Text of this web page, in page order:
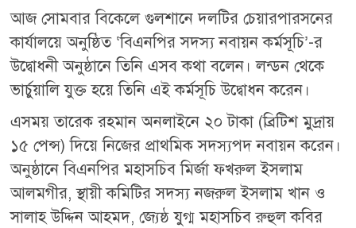
আজ সোমবার বিকেলে গুলশানে দলটির চেয়ারপারসনের
কার্যালয়ে অনুষ্ঠিত ‘বিএনপির সদস্য নবায়ন কর্মসূচি’-র
উদ্বোধনী অনুষ্ঠানে তিনি এসব কথা বলেন। লন্ডন থেকে
ভার্চুয়ালি যুক্ত হয়ে তিনি এই কর্মসূচি উদ্বোধন করেন।
এসময় তারেক রহমান অনলাইনে ২০ টাকা (ব্রিটিশ মুদ্রায়
১৫ পেন্স) দিয়ে নিজের প্রাথমিক সদস্যপদ নবায়ন করেন।
অনুষ্ঠানে বিএনপির মহাসচিব মির্জা ফখরুল ইসলাম
আলমগীর, স্থায়ী কমিটির সদস্য নজরুল ইসলাম খান ও
সালাহ উদ্দিন আহমদ, জ্যেষ্ঠ যুগ্ম মহাসচিব রুহুল কবির